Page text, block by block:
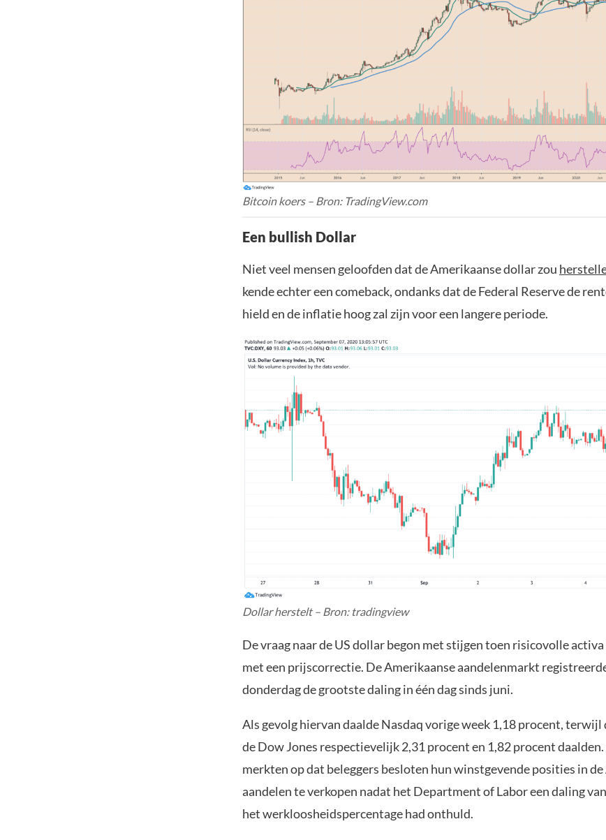
Bitcoin koers – Bron: TradingView.com
Een bullish Dollar
Niet veel mensen geloofden dat de Amerikaanse dollar zou
kende echter een comeback, ondanks dat de Federal Reserve de
hield en de inflatie hoog zal zijn voor een langere periode.
Dollar herstelt – Bron: tradingview
De vraag naar de US dollar begon met stijgen toen risicovolle activa
met een prijscorrectie. De Amerikaanse aandelenmarkt
donderdag de grootste daling in één dag sinds juni.
Als gevolg hiervan daalde Nasdaq vorige week 1,18 procent, terwijl
de Dow Jones respectievelijk 2,31 procent en 1,82 procent
merkten op dat beleggers besloten hun winstgevende posities in
aandelen te verkopen nadat het Department of Labor een daling
het werkloosheidspercentage had onthuld.